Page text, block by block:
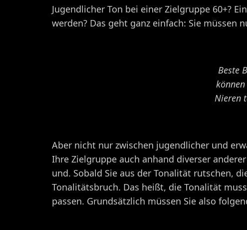
Jugendlicher Ton bei einer Zielgruppe 60+?
werden? Das geht ganz einfach: Sie müssen
Beste
Nieren
Aber nicht nur zwischen jugendlicher und
Ihre Zielgruppe auch anhand diverser
und. Sobald Sie aus der Tonalität rutschen,
Tonalitätsbruch. Das heißt, die Tonalität
passen. Grundsätzlich müssen Sie also